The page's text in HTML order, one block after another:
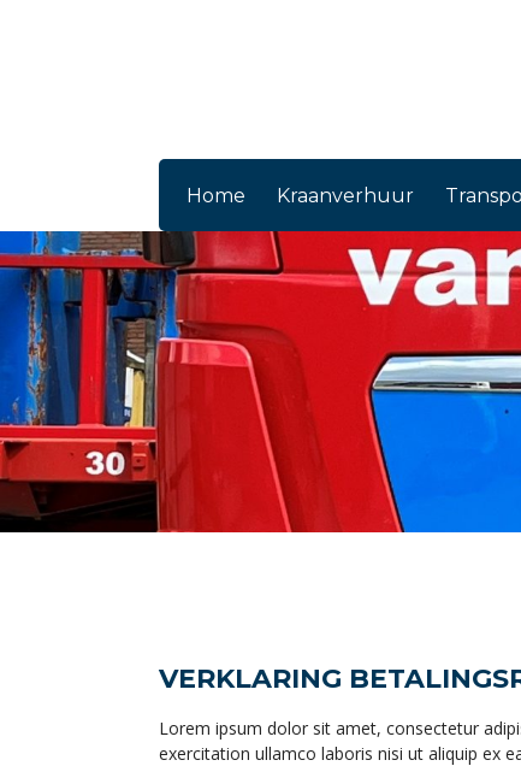
Home Kraanverhuur
VERKLARING
Lorem ipsum dolor sit amet, consectetur
exercitation ullamco laboris nisi ut aliquip ex